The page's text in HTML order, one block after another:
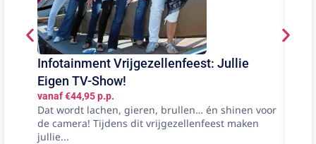
Infotainment Vrijgezellenfeest: Jullie
Eigen TV-Show!
vanaf €44,95 p.p.
Dat wordt lachen, gieren, brullen… én shinen voor
de camera! Tijdens dit vrijgezellenfeest maken
jullie...